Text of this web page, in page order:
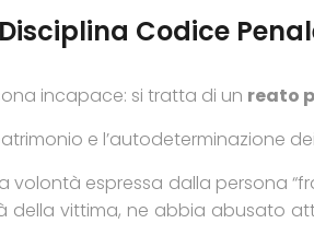
Codice
incapace: si tratta di un reato
e l’autodeterminazione
espressa dalla persona
vittima, ne abbia abusato